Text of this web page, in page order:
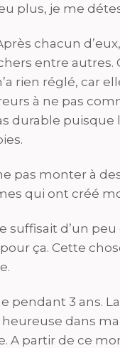
plus, je me
chacun
entre autres.
rien réglé, car
à ne pas
durable
pas monter à
qui ont créé
suffisait d’un
ça. Cette
pendant 3 ans.
heureuse dans
A partir de ce